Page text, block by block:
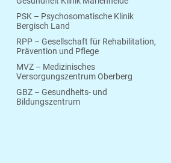
PSK – Psychosomatische Klinik
Bergisch Land
RPP – Gesellschaft für Rehabilitation,
Prävention und Pflege
MVZ – Medizinisches
Versorgungszentrum Oberberg
GBZ – Gesundheits- und
Bildungszentrum